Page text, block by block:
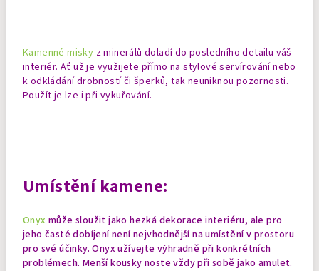
Kamenné misky z minerálů doladí do posledního detailu váš
interiér. Ať už je využijete přímo na stylové servírování nebo
k odkládání drobností či šperků, tak neuniknou pozornosti.
Použít je lze i při vykuřování.
Umístění kamene:
Onyx může sloužit jako hezká dekorace interiéru, ale pro
jeho časté dobíjení není nejvhodnější na umístění v prostoru
pro své účinky. Onyx užívejte výhradně při konkrétních
problémech. Menší kousky noste vždy při sobě jako amulet.